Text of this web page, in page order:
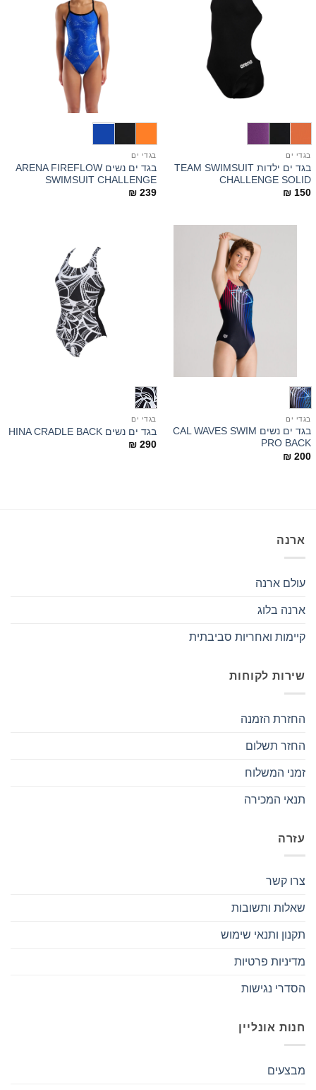
בגדי ים
בגד ים ילדות TEAM SWIMSUIT
CHALLENGE SOLID
₪ 150
בגדי ים
בגד ים נשים ARENA FIREFLOW
SWIMSUIT CHALLENGE
₪ 239
בגדי ים
בגד ים נשים CAL WAVES SWIM
PRO BACK
₪ 200
בגדי ים
בגד ים נשים HINA CRADLE BACK
₪ 290
ארנה
עולם ארנה
ארנה בלוג
קיימות ואחריות סביבתית
שירות לקוחות
החזרת הזמנה
החזר תשלום
זמני המשלוח
תנאי המכירה
עזרה
צרו קשר
שאלות ותשובות
תקנון ותנאי שימוש
מדיניות פרטיות
הסדרי נגישות
חנות אונליין
מבצעים